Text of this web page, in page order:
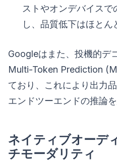
ストやオンデバイス
し、品質低下はほとん
Googleはまた、投機的デ
Multi-Token Prediction
ており、これにより出力
エンドツーエンドの推論
ネイティブオーデ
チモーダリティ